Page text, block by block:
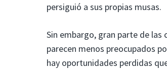
persiguió a sus propias musas.
Sin embargo, gran parte de
parecen menos preocupados
hay oportunidades perdidas